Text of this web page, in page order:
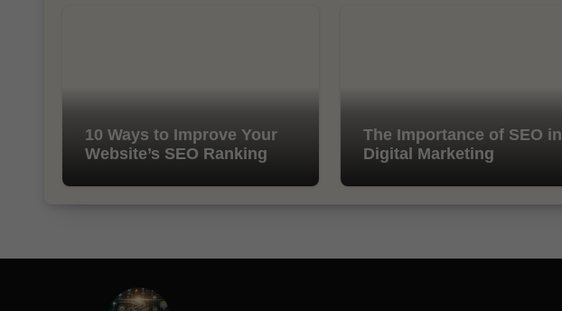
10 Ways to Improve Your
Website’s SEO Ranking
The Importance of SEO in
Digital Marketing